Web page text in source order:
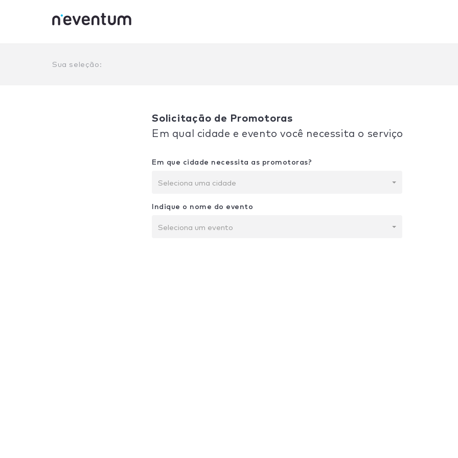
Sua seleção:
Solicitação de Promotoras
Em qual cidade e evento você necessita o serviço
Em que cidade necessita as promotoras?
Seleciona uma cidade
Indique o nome do evento
Seleciona um evento